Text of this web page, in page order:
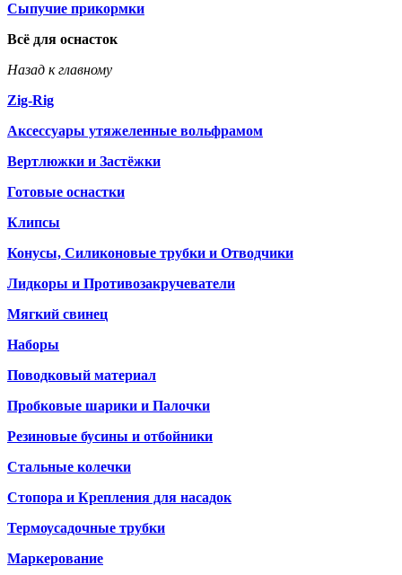
Сыпучие прикормки
Всё для оснасток
Назад к главному
Zig-Rig
Аксессуары утяжеленные вольфрамом
Вертлюжки и Застёжки
Готовые оснастки
Клипсы
Конусы, Силиконовые трубки и Отводчики
Лидкоры и Противозакручеватели
Мягкий свинец
Наборы
Поводковый материал
Пробковые шарики и Палочки
Резиновые бусины и отбойники
Стальные колечки
Стопора и Крепления для насадок
Термоусадочные трубки
Маркерование